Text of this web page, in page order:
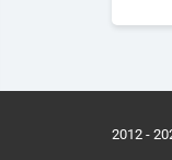
2012 -